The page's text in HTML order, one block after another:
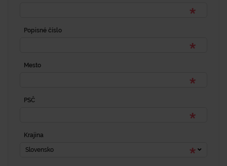
Popisné číslo
Mesto
PSČ
Krajina
Slovensko